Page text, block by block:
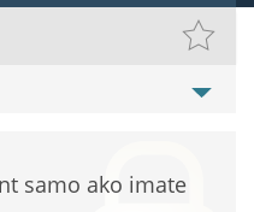
samo ako imate